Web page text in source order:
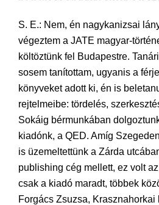
S. E.: Nem, én nagykanizsai
végeztem a JATE magyar-
költöztünk fel Budapestre.
sosem tanítottam, ugyanis a
könyveket adott ki, én is
rejtelmeibe: tördelés,
Sokáig bérmunkában
kiadónk, a QED. Amíg
is üzemeltettünk a Zárda
publishing cég mellett, ez volt
csak a kiadó maradt, többek
Forgács Zsuzsa, Krasznahorkai